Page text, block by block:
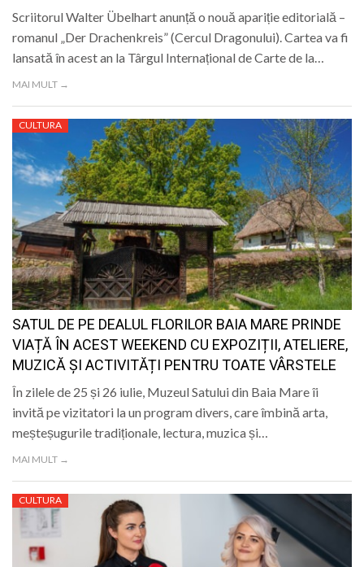
Scriitorul Walter Übelhart anunță o nouă apariție editorială –
romanul „Der Drachenkreis” (Cercul Dragonului). Cartea va fi
lansată în acest an la Târgul Internațional de Carte de la…
MAI MULT →
CULTURA
SATUL DE PE DEALUL FLORILOR BAIA MARE PRINDE
VIAȚĂ ÎN ACEST WEEKEND CU EXPOZIȚII, ATELIERE,
MUZICĂ ȘI ACTIVITĂȚI PENTRU TOATE VÂRSTELE
În zilele de 25 și 26 iulie, Muzeul Satului din Baia Mare îi
invită pe vizitatori la un program divers, care îmbină arta,
meșteșugurile tradiționale, lectura, muzica și…
MAI MULT →
CULTURA